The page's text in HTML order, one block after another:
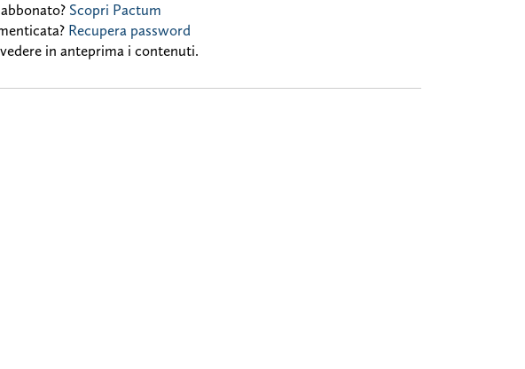
Scopri Pactum
Recupera password
in anteprima i contenuti.